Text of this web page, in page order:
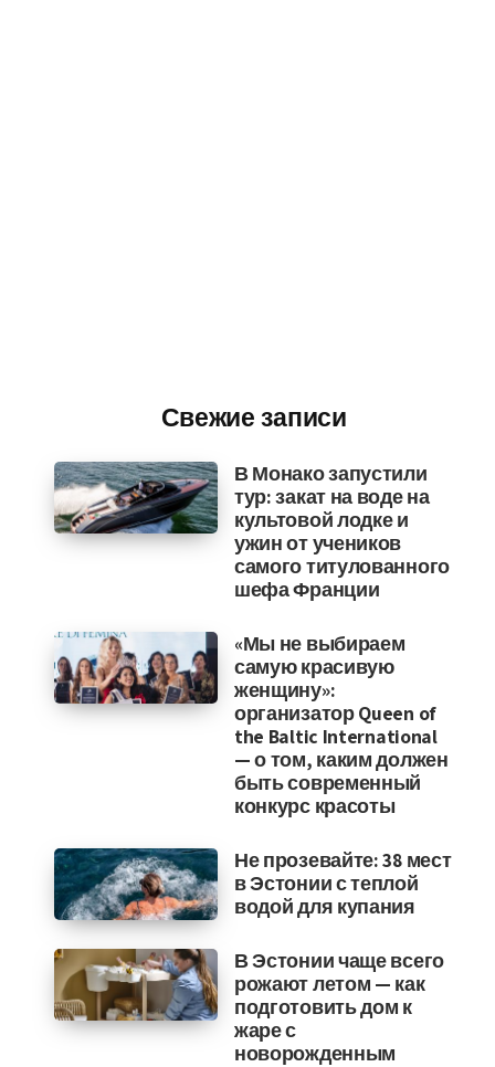
Свежие записи
В Монако запустили
тур: закат на воде на
культовой лодке и
ужин от учеников
самого титулованного
шефа Франции
«Мы не выбираем
самую красивую
женщину»:
организатор Queen of
the Baltic International
— о том, каким должен
быть современный
конкурс красоты
Не прозевайте: 38 мест
в Эстонии с теплой
водой для купания
В Эстонии чаще всего
рожают летом — как
подготовить дом к
жаре с
новорожденным